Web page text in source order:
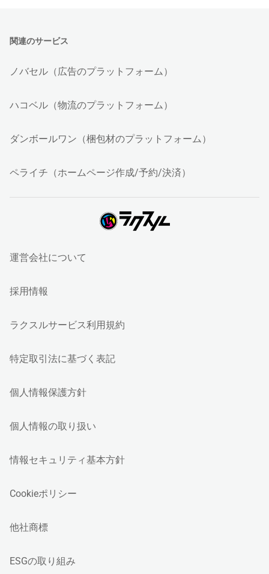
関連のサービス
ノバセル（広告のプラットフォーム）
ハコベル（物流のプラットフォーム）
ダンボールワン（梱包材のプラットフォーム）
ペライチ（ホームページ作成/予約/決済）
運営会社について
採用情報
ラクスルサービス利用規約
特定取引法に基づく表記
個人情報保護方針
個人情報の取り扱い
情報セキュリティ基本方針
Cookieポリシー
他社商標
ESGの取り組み